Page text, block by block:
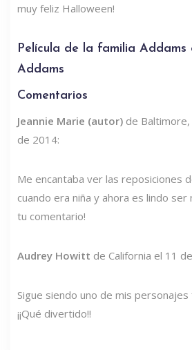
muy feliz Halloween!
Película de la familia Addams
Addams
Comentarios
Jeannie Marie (autor) de
de 2014:
Me encantaba ver las reposiciones
cuando era niña y ahora es lindo ser
tu comentario!
Audrey Howitt de California el 11
Sigue siendo uno de mis
¡¡Qué divertido!!